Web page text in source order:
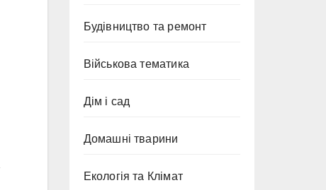
Будівництво та ремонт
Військова тематика
Дім і сад
Домашні тварини
Екологія та Клімат